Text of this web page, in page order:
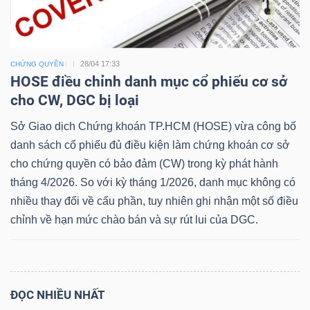
CHỨNG QUYỀN 28/04 17:33
HOSE điều chỉnh danh mục cổ phiếu cơ sở
cho CW, DGC bị loại
Sở Giao dịch Chứng khoán TP.HCM (HOSE) vừa công bố
danh sách cổ phiếu đủ điều kiện làm chứng khoán cơ sở
cho chứng quyền có bảo đảm (CW) trong kỳ phát hành
tháng 4/2026. So với kỳ tháng 1/2026, danh mục không có
nhiều thay đổi về cấu phần, tuy nhiên ghi nhận một số điều
chỉnh về hạn mức chào bán và sự rút lui của DGC.
ĐỌC NHIỀU NHẤT
Dữ
liệu
tài
chính